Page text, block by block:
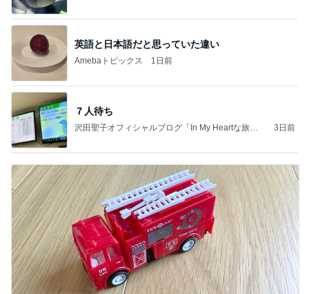
英語と日本語だと思っていた違い
Amebaトピックス 1日前
７人待ち
沢田聖子オフィシャルブログ「In My Heartな旅日
3日前